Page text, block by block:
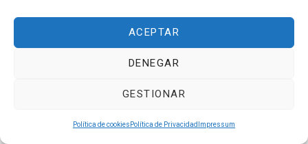
ACEPTAR
DENEGAR
GESTIONAR
Política de cookies Política de Privacidad Impressum
(+34)621203021